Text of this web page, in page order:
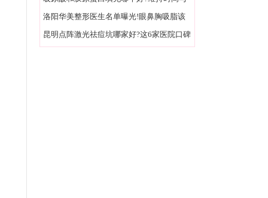
效果全方位对比!
洛阳华美整形医生名单曝光!眼鼻胸吸脂该
找谁一次说清
昆明点阵激光祛痘坑哪家好?这6家医院口碑